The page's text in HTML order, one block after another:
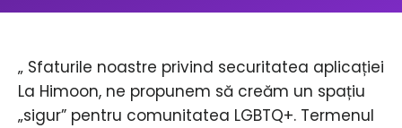
„ Sfaturile noastre privind securitatea aplicației
La Himoon, ne propunem să creăm un spațiu
„sigur” pentru comunitatea LGBTQ+. Termenul